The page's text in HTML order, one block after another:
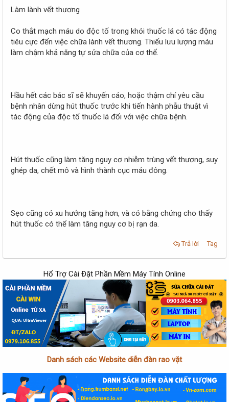
Làm lành vết thương
Co thắt mạch máu do độc tố trong khói thuốc lá có tác động
tiêu cực đến việc chữa lành vết thương. Thiếu lưu lượng máu
làm chậm khả năng tự sửa chữa của cơ thể.
Hầu hết các bác sĩ sẽ khuyến cáo, hoặc thậm chí yêu cầu
bệnh nhân dừng hút thuốc trước khi tiến hành phẫu thuật vì
tác động của độc tố thuốc lá đối với việc chữa bệnh.
Hút thuốc cũng làm tăng nguy cơ nhiễm trùng vết thương, suy
ghép da, chết mô và hình thành cục máu đông.
Sẹo cũng có xu hướng tăng hơn, và có bằng chứng cho thấy
hút thuốc có thể làm tăng nguy cơ bị rạn da.
Trả lời Tag
Hổ Trợ Cài Đặt Phần Mềm Máy Tính Online
Danh sách các Website diễn đàn rao vặt